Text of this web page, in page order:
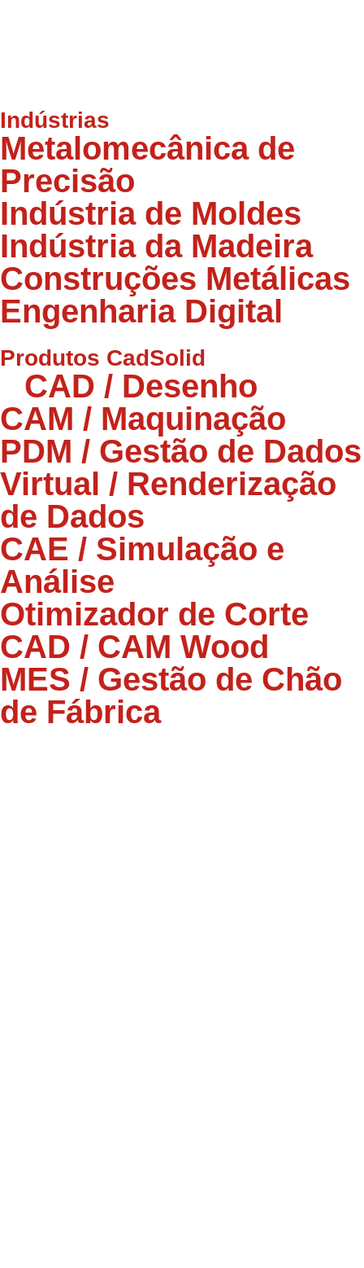
Indústrias
Metalomecânica de
Precisão
Indústria de Moldes
Indústria da Madeira
Construções Metálicas
Engenharia Digital
Produtos CadSolid
CAD / Desenho
CAM / Maquinação
PDM / Gestão de Dados
Virtual / Renderização
de Dados
CAE / Simulação e
Análise
Otimizador de Corte
CAD / CAM Wood
MES / Gestão de Chão
de Fábrica